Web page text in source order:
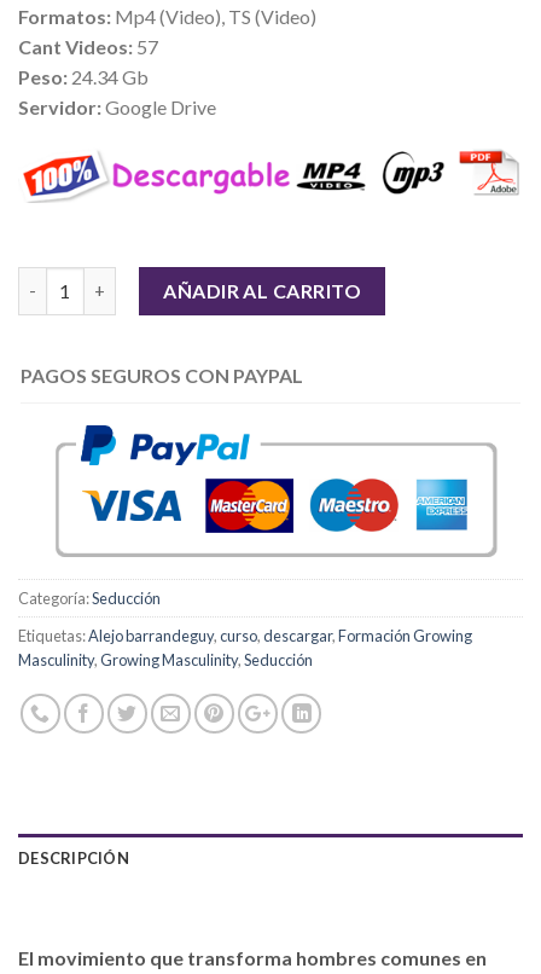
Formatos: Mp4 (Video), TS (Video)
Cant Videos: 57
Peso: 24.34 Gb
Servidor:Google Drive
AÑADIR AL CARRITO
PAGOS SEGUROS CON PAYPAL
Categoría:Seducción
Etiquetas:Alejo barrandeguy,curso,descargar,Formación Growing
Masculinity,Growing Masculinity,Seducción
DESCRIPCIÓN
El movimiento que transforma hombres comunes en